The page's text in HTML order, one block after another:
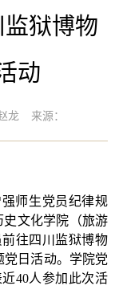
狱博物
动
龙 来源：
师生党员纪律规
史文化学院（旅游
往四川监狱博物
党日活动。学院党
40人参加此次活